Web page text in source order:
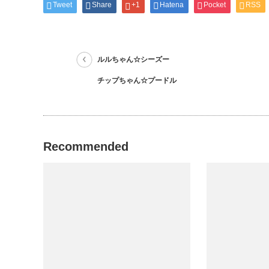
Tweet Share +1 Hatena Pocket RSS
ルルちゃん☆シーズー
チップちゃん☆プードル
Recommended